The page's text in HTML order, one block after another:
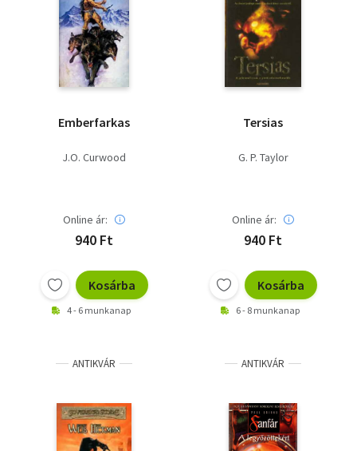
Emberfarkas
J.O. Curwood
Online ár:
940 Ft
Kosárba
4 - 6 munkanap
Tersias
G. P. Taylor
Online ár:
940 Ft
Kosárba
6 - 8 munkanap
ANTIKVÁR ANTIKVÁR